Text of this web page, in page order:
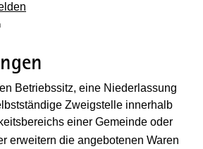
Betriebssitz, eine Niederlassung
Zweigstelle innerhalb
einer Gemeinde oder
erweitern die angebotenen Waren